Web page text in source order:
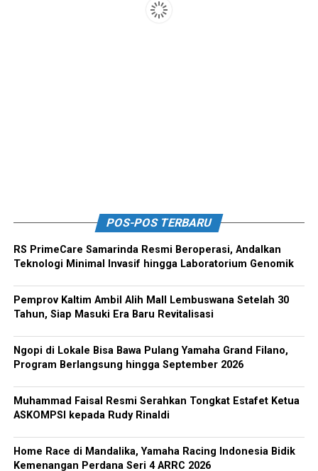
POS-POS TERBARU
RS PrimeCare Samarinda Resmi Beroperasi, Andalkan
Teknologi Minimal Invasif hingga Laboratorium Genomik
Pemprov Kaltim Ambil Alih Mall Lembuswana Setelah 30
Tahun, Siap Masuki Era Baru Revitalisasi
Ngopi di Lokale Bisa Bawa Pulang Yamaha Grand Filano,
Program Berlangsung hingga September 2026
Muhammad Faisal Resmi Serahkan Tongkat Estafet Ketua
ASKOMPSI kepada Rudy Rinaldi
Home Race di Mandalika, Yamaha Racing Indonesia Bidik
Kemenangan Perdana Seri 4 ARRC 2026